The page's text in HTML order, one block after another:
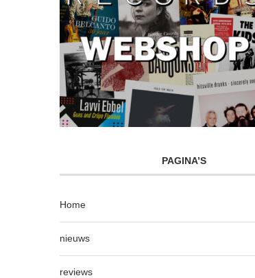
PAGINA’S
Home
nieuws
reviews